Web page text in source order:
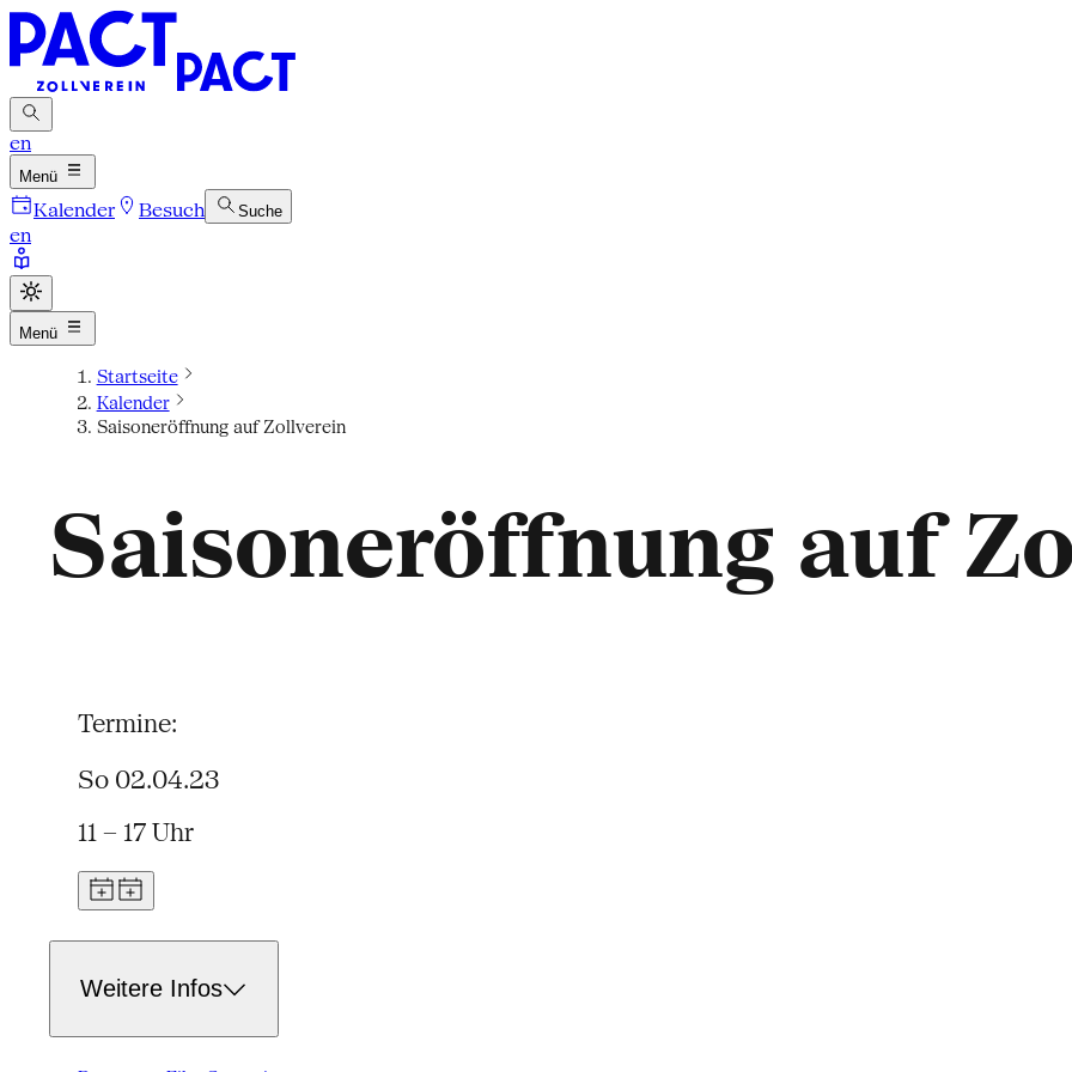
en
Menü
Kalender Besuch Suche
en
Menü
Startseite
Kalender
Saisoneröffnung auf Zollverein
Saisoneröffnung auf
Termine:
So 02.04.23
11 – 17 Uhr
Weitere Infos